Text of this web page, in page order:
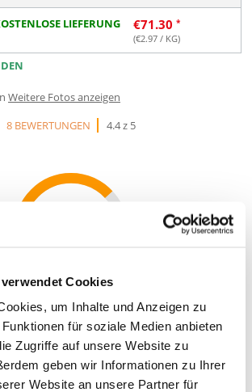
Cookies
um Inhalte und Anzeigen zu
für soziale Medien anbieten
Zugriffe auf unsere Website zu
geben wir Informationen zu Ihrer
Website an unsere Partner für
LIEFERUNG €71.30
(€2.97 / KG)
Weitere Fotos anzeigen
8 BEWERTUNGEN
4.4 z 5
Recommend
EMPFEHLEN DIESES PRODUKT
REZENSION VERFASSEN